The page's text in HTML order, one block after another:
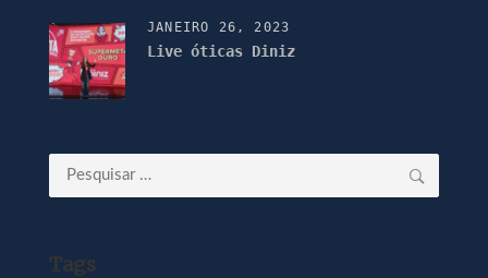
JANEIRO 26, 2023
Live óticas Diniz
Pesquisar
por:
Tags